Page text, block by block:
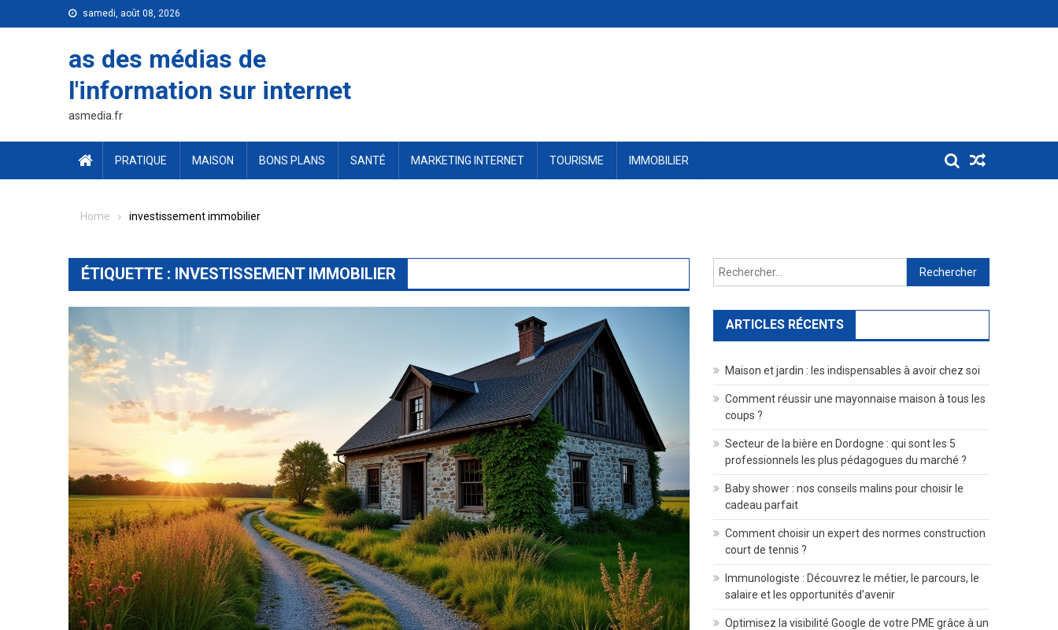
to
samedi, août 08, 2026
as des médias de
l'information sur internet
asmedia.fr
PRATIQUE MAISON BONS PLANS SANTÉ MARKETING INTERNET TOURISME IMMOBILIER
Home investissement immobilier
ÉTIQUETTE : INVESTISSEMENT IMMOBILIER Rechercher :
ARTICLES RÉCENTS
Maison et jardin : les indispensables à avoir chez soi
Comment réussir une mayonnaise maison à tous les
coups ?
Secteur de la bière en Dordogne : qui sont les 5
professionnels les plus pédagogues du marché ?
Baby shower : nos conseils malins pour choisir le
cadeau parfait
Comment choisir un expert des normes construction
court de tennis ?
Immunologiste : Découvrez le métier, le parcours, le
salaire et les opportunités d’avenir
Optimisez la visibilité Google de votre PME grâce à un